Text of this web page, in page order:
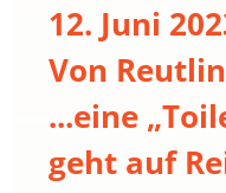
12. Juni
Von
...eine
geht auf